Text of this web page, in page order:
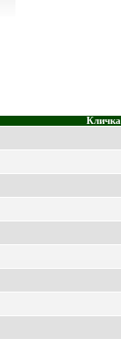
Кличка